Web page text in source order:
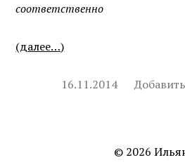
соответственно
(далее…)
16.11.2014
© 2026